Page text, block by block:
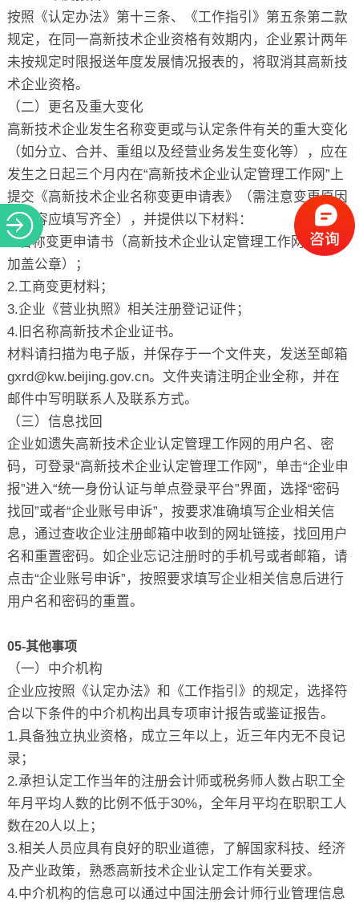
按照《认定办法》第十三条、《工作指引》第五条第二款
规定，在同一高新技术企业资格有效期内，企业累计两年
未按规定时限报送年度发展情况报表的，将取消其高新技
术企业资格。
（二）更名及重大变化
高新技术企业发生名称变更或与认定条件有关的重大变化
（如分立、合并、重组以及经营业务发生变化等），应在
发生之日起三个月内在“高新技术企业认定管理工作网”上
提交《高新技术企业名称变更申请表》（需注意变更原因
等内容应填写齐全），并提供以下材料：
1.名称变更申请书（高新技术企业认定管理工作网打印并
加盖公章）；
2.工商变更材料；
3.企业《营业执照》相关注册登记证件；
4.旧名称高新技术企业证书。
材料请扫描为电子版，并保存于一个文件夹，发送至邮箱
gxrd@kw.beijing.gov.cn。文件夹请注明企业全称，并在
邮件中写明联系人及联系方式。
（三）信息找回
企业如遗失高新技术企业认定管理工作网的用户名、密
码，可登录“高新技术企业认定管理工作网”，单击“企业申
报”进入“统一身份认证与单点登录平台”界面，选择“密码
找回”或者“企业账号申诉”，按要求准确填写企业相关信
息，通过查收企业注册邮箱中收到的网址链接，找回用户
名和重置密码。如企业忘记注册时的手机号或者邮箱，请
点击“企业账号申诉”，按照要求填写企业相关信息后进行
用户名和密码的重置。
05-其他事项
（一）中介机构
企业应按照《认定办法》和《工作指引》的规定，选择符
合以下条件的中介机构出具专项审计报告或鉴证报告。
1.具备独立执业资格，成立三年以上，近三年内无不良记
录；
2.承担认定工作当年的注册会计师或税务师人数占职工全
年月平均人数的比例不低于30%，全年月平均在职职工人
数在20人以上；
3.相关人员应具有良好的职业道德，了解国家科技、经济
及产业政策，熟悉高新技术企业认定工作有关要求。
4.中介机构的信息可以通过中国注册会计师行业管理信息